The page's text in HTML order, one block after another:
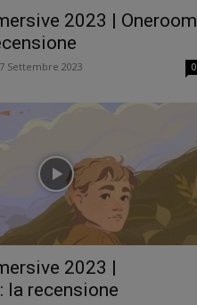
2023 | Oneroom
7 Settembre 2023 0
2023 |
la recensione